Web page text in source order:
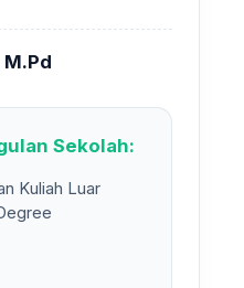
Sekolah:
Kuliah Luar